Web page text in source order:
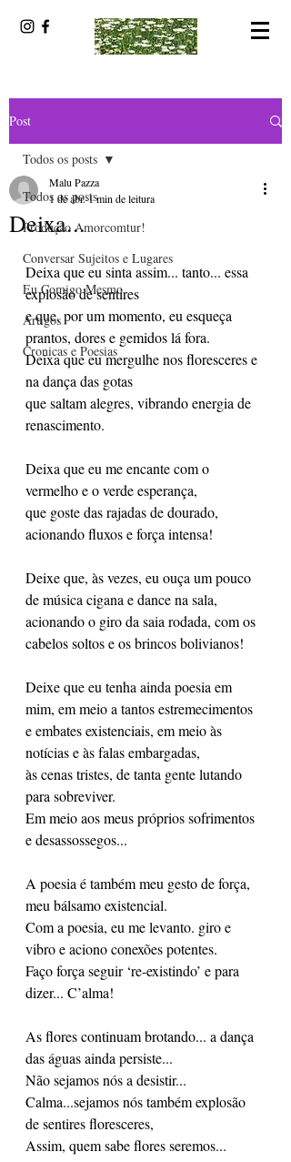
Post
Todos os posts
Produção Amorcomtur!
Conversar Sujeitos e Lugares
Eu Comigo Mesmo
Artigos
Cronicas e Poesias
Todos os posts
Deixa...
Malu Pazza
1 de abr.1 min de leitura
Deixa que eu sinta assim... tanto... essa
explosão de sentires
e que, por um momento, eu esqueça
prantos, dores e gemidos lá fora.
Deixa que eu mergulhe nos floresceres e
na dança das gotas
que saltam alegres, vibrando energia de
renascimento.
Deixa que eu me encante com o
vermelho e o verde esperança,
que goste das rajadas de dourado,
acionando fluxos e força intensa!
Deixe que, às vezes, eu ouça um pouco
de música cigana e dance na sala,
acionando o giro da saia rodada, com os
cabelos soltos e os brincos bolivianos!
Deixe que eu tenha ainda poesia em
mim, em meio a tantos estremecimentos
e embates existenciais, em meio às
notícias e às falas embargadas,
às cenas tristes, de tanta gente lutando
para sobreviver.
Em meio aos meus próprios sofrimentos
e desassossegos...
A poesia é também meu gesto de força,
meu bálsamo existencial.
Com a poesia, eu me levanto. giro e
vibro e aciono conexões potentes.
Faço força seguir ‘re-existindo’ e para
dizer... C’alma!
As flores continuam brotando... a dança
das águas ainda persiste...
Não sejamos nós a desistir...
Calma...sejamos nós também explosão
de sentires floresceres,
Assim, quem sabe flores seremos...